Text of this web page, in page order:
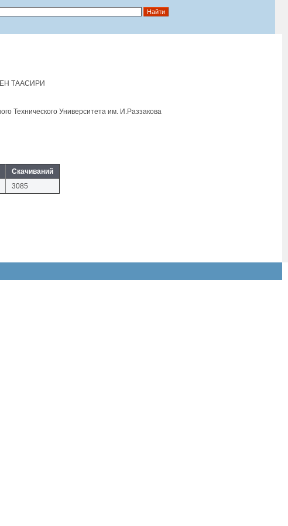
ТААСИРИ
Технического Университета им. И.Раззакова
Скачиваний
3085